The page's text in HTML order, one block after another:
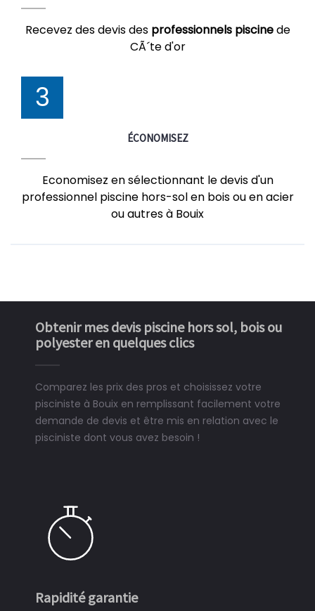
Recevez des devis des professionnels piscinede
CÃ´te d'or
3
ÉCONOMISEZ
Economisez en sélectionnant le devis d'un
professionnel piscine hors-sol en bois ou en acier
ou autres à Bouix
Obtenir mes devis piscine hors sol, bois ou
polyester en quelques clics
Comparez les prix des pros et choisissez votre
pisciniste à Bouix en remplissant facilement votre
demande de devis et être mis en relation avec le
pisciniste dont vous avez besoin !
Rapidité garantie